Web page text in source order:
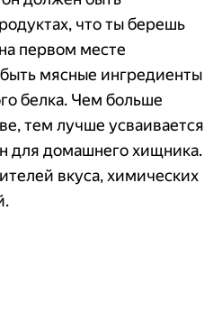
что ты берешь
первом месте
мясные ингредиенты
белка. Чем больше
тем лучше усваивается
для домашнего хищника.
вкуса, химических